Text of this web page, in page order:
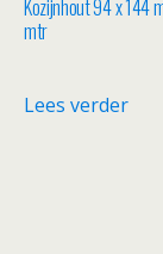
Kozijnhout 94 x 144
mtr
Lees verder